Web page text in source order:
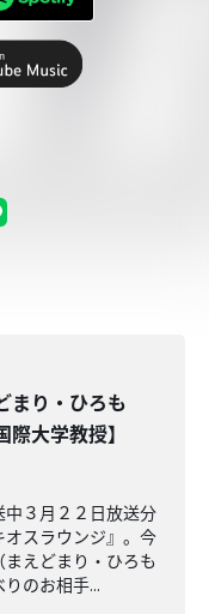
まり・ひろも
大学教授】
３月２２日放送分
スラウンジ』。今
えどまり・ひろも
のお相手...